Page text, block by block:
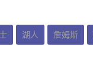
湖人 詹姆斯